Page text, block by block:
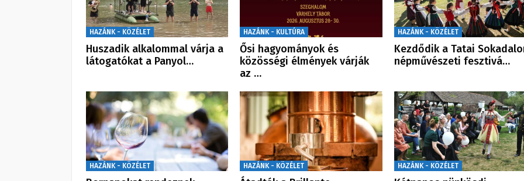
HAZÁNK - KÖZÉLET
Huszadik alkalommal várja a
látogatókat a Panyol…
HAZÁNK - KULTÚRA
Ősi hagyományok és
közösségi élmények várják
az …
HAZÁNK - KÖZÉLET
Kezdődik a Tatai
népművészeti fesztivá…
HAZÁNK - KÖZÉLET HAZÁNK - KÖZÉLET HAZÁNK - KÖZÉLET